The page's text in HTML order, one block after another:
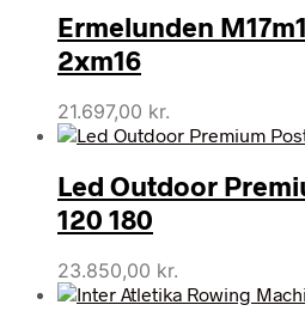
Ermelunden
2xm16
21.697,00 kr.
Led Outdoor
120 180
23.850,00 kr.